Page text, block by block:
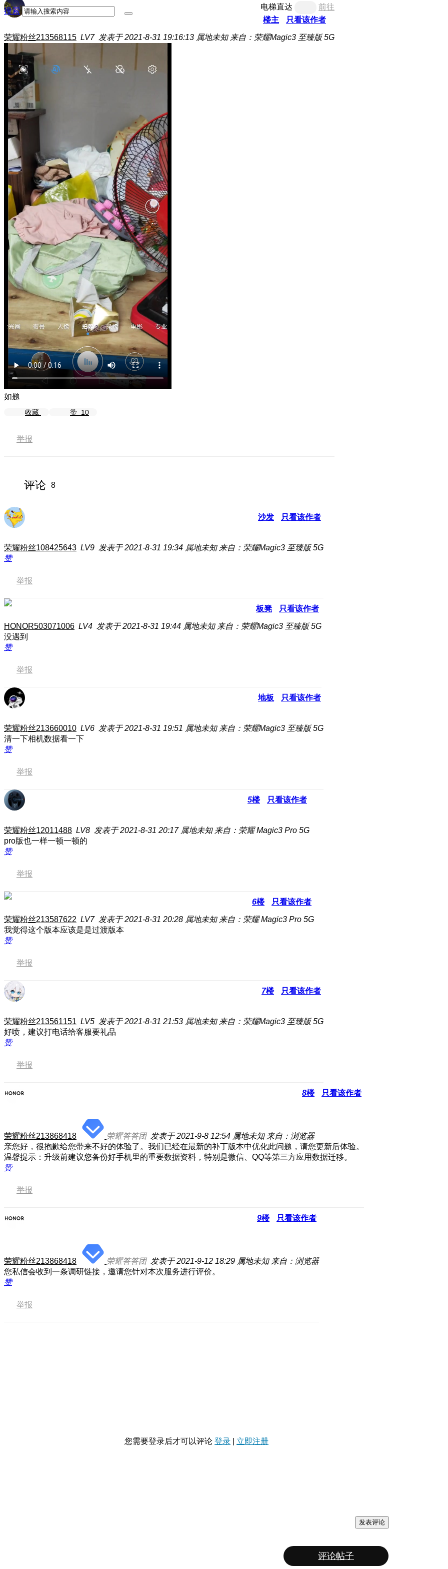
搜索 电梯直达
前往
楼主
只看该作者
荣耀粉丝213568115 LV7 发表于 2021-8-31 19:16:13 属地未知 来自：荣耀Magic3 至臻版 5G
如题
收藏 赞 10
举报
评论 8
沙发 只看该作者
荣耀粉丝108425643 LV9 发表于 2021-8-31 19:34 属地未知 来自：荣耀Magic3 至臻版 5G
赞
举报
板凳 只看该作者
HONOR503071006 LV4 发表于 2021-8-31 19:44 属地未知 来自：荣耀Magic3 至臻版 5G
没遇到
赞
举报
地板 只看该作者
荣耀粉丝213660010 LV6 发表于 2021-8-31 19:51 属地未知 来自：荣耀Magic3 至臻版 5G
清一下相机数据看一下
赞
举报
5楼 只看该作者
荣耀粉丝12011488 LV8 发表于 2021-8-31 20:17 属地未知 来自：荣耀 Magic3 Pro 5G
pro版也一样一顿一顿的
赞
举报
6楼 只看该作者
荣耀粉丝213587622 LV7 发表于 2021-8-31 20:28 属地未知 来自：荣耀 Magic3 Pro 5G
我觉得这个版本应该是是过渡版本
赞
举报
7楼 只看该作者
荣耀粉丝213561151 LV5 发表于 2021-8-31 21:53 属地未知 来自：荣耀Magic3 至臻版 5G
好喷，建议打电话给客服要礼品
赞
举报
8楼 只看该作者
荣耀粉丝213868418 荣耀答答团 发表于 2021-9-8 12:54 属地未知 来自：浏览器
亲您好，很抱歉给您带来不好的体验了。我们已经在最新的补丁版本中优化此问题，请您更新后体验。
温馨提示：升级前建议您备份好手机里的重要数据资料，特别是微信、QQ等第三方应用数据迁移。
赞
举报
9楼 只看该作者
荣耀粉丝213868418 荣耀答答团 发表于 2021-9-12 18:29 属地未知 来自：浏览器
您私信会收到一条调研链接，邀请您针对本次服务进行评价。
赞
举报
您需要登录后才可以评论 登录 立即注册
发表评论
评论帖子